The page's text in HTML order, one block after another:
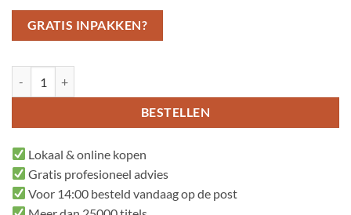
GRATIS INPAKKEN?
BESTELLEN
Lokaal & online kopen
Gratis profesioneel advies
Voor 14:00 besteld vandaag op de post